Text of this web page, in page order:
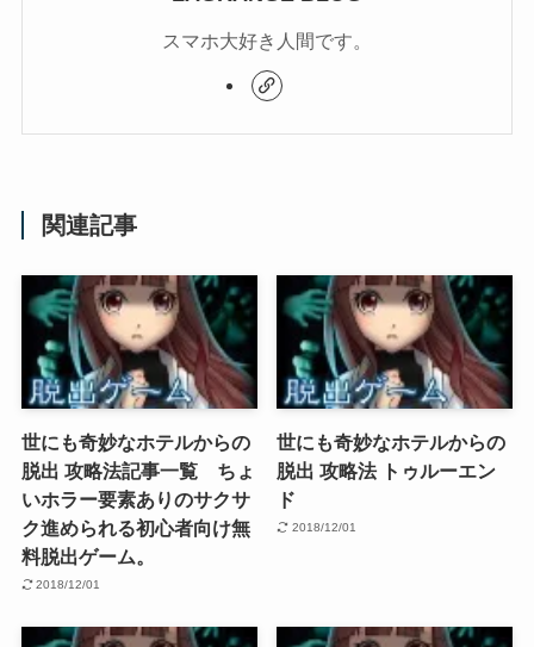
スマホ大好き人間です。
関連記事
世にも奇妙なホテルからの
脱出 攻略法記事一覧 ちょ
いホラー要素ありのサクサ
ク進められる初心者向け無
料脱出ゲーム。
2018/12/01
世にも奇妙なホテルからの
脱出 攻略法 トゥルーエン
ド
2018/12/01